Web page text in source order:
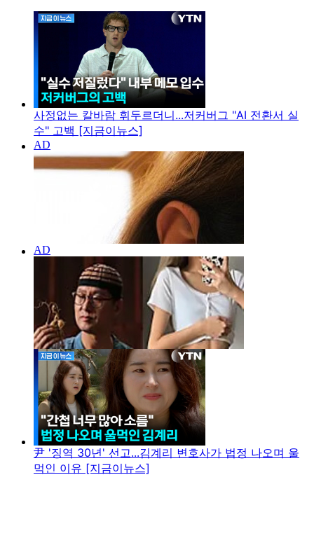
사정없는 칼바람 휘두르더니...저커버그 "AI 전환서 실
수" 고백 [지금이뉴스]
尹 '징역 30년' 선고...김계리 변호사가 법정 나오며 울
먹인 이유 [지금이뉴스]